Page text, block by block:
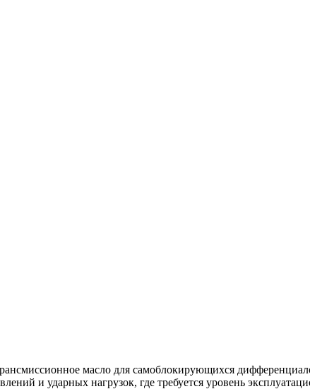
масло для самоблокирующихся
и ударных нагрузок, где требуется уровень